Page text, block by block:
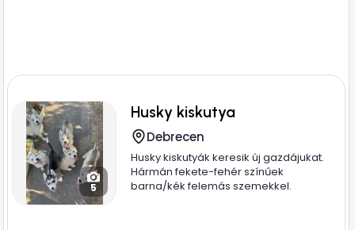
5
Husky kiskutya
Debrecen
Husky kiskutyák keresik új gazdájukat.
Hármán fekete-fehér színűek
barna/kék felemás szemekkel.